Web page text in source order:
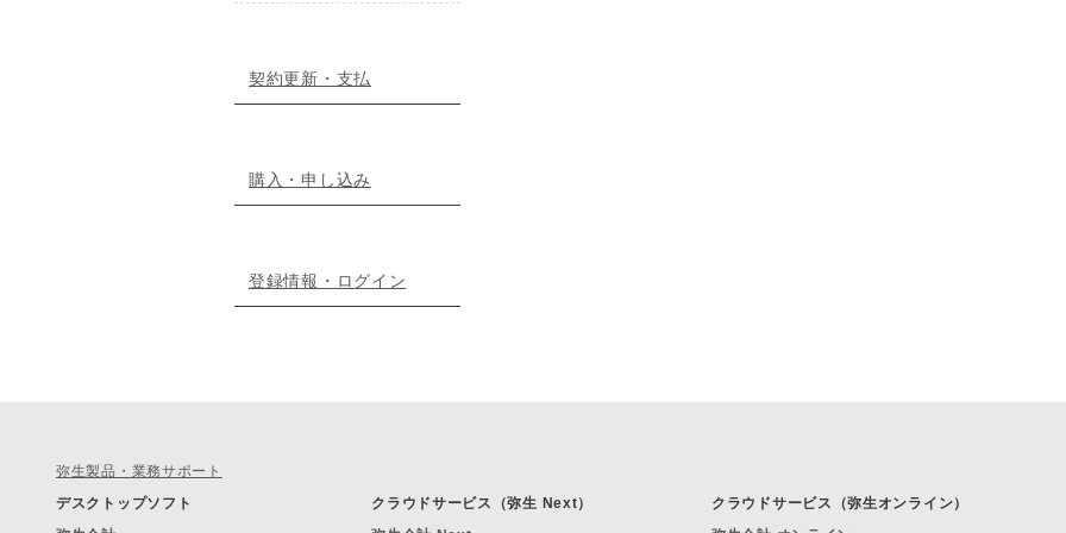
契約更新・支払
購入・申し込み
登録情報・ログイン
弥生製品・業務サポート
デスクトップソフト
クラウドサービス（弥生 Next）
クラウドサービス（弥生オンライン）